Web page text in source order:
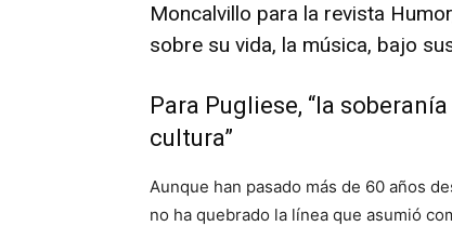
Moncalvillo para la revista
sobre su vida, la música, bajo
Para Pugliese, “la
cultura”
Aunque han pasado más de 60 años
no ha quebrado la línea que asumió